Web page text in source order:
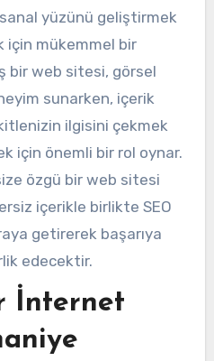
yüzünü geliştirmek
mükemmel bir
bir web sitesi, görsel
sunarken, içerik
ilgisini çekmek
için önemli bir rol oynar.
özgü bir web sitesi
içerikle birlikte SEO
getirerek başarıya
edecektir.
İnternet